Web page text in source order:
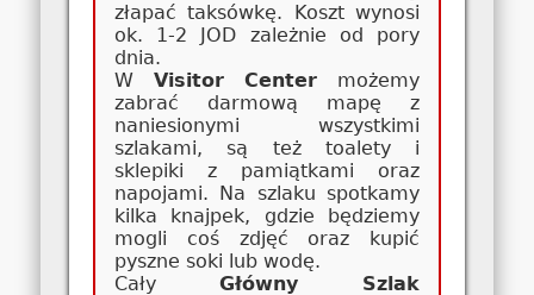
złapać taksówkę. Koszt wynosi
ok. 1-2 JOD zależnie od pory
dnia.
W Visitor Center możemy
zabrać darmową mapę z
naniesionymi wszystkimi
szlakami, są też toalety i
sklepiki z pamiątkami oraz
napojami. Na szlaku spotkamy
kilka knajpek, gdzie będziemy
mogli coś zdjęć oraz kupić
pyszne soki lub wodę.
Cały Główny Szlak